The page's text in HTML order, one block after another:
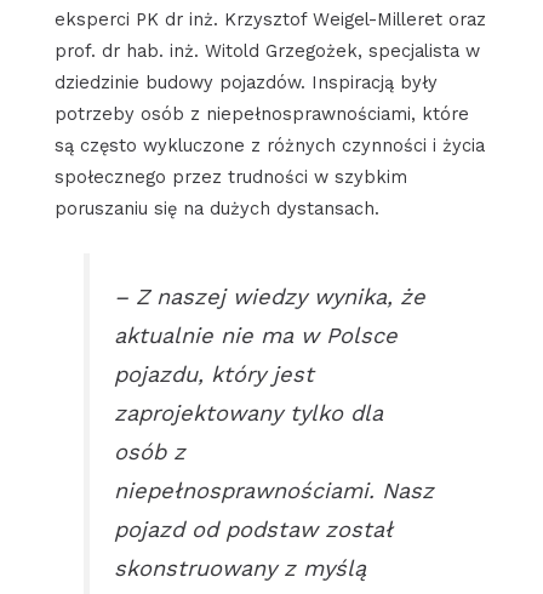
eksperci PK dr inż. Krzysztof Weigel-Milleret oraz
prof. dr hab. inż. Witold Grzegożek, specjalista w
dziedzinie budowy pojazdów. Inspiracją były
potrzeby osób z niepełnosprawnościami, które
są często wykluczone z różnych czynności i życia
społecznego przez trudności w szybkim
poruszaniu się na dużych dystansach.
– Z naszej wiedzy wynika, że
aktualnie nie ma w Polsce
pojazdu, który jest
zaprojektowany tylko dla
osób z
niepełnosprawnościami. Nasz
pojazd od podstaw został
skonstruowany z myślą